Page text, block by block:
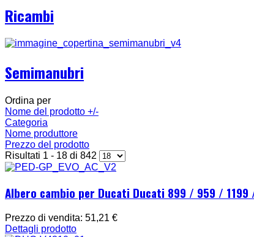
Ricambi
Semimanubri
Ordina per
Nome del prodotto +/-
Categoria
Nome produttore
Prezzo del prodotto
Risultati 1 - 18 di 842
Albero cambio per Ducati Ducati 899 / 959 /
Prezzo di vendita: 51,21 €
Dettagli prodotto